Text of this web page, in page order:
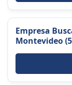
Empresa
Montevideo